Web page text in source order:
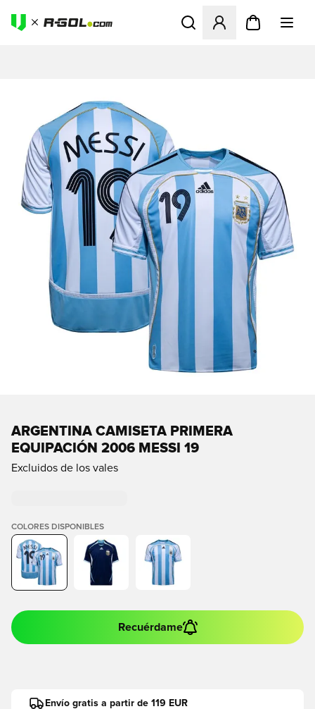
Abre un modal para iniciar
ARGENTINA CAMISETA PRIMERA
EQUIPACIÓN 2006 MESSI 19
Excluidos de los vales
COLORES DISPONIBLES
Recuérdame
Envío gratis a partir de 119 EUR